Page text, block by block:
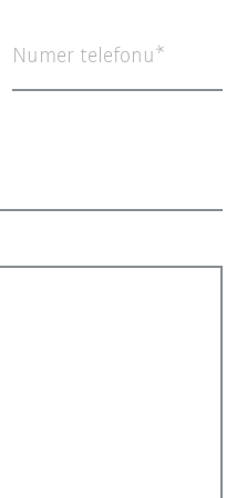
Numer telefonu